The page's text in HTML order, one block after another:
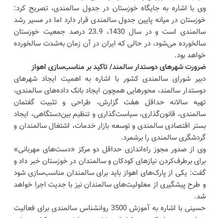
وی با اشاره به جایگاه خوزستان در جدول سالمندی، تصریح کرد:
خوزستان در میانه پایین جدول سالمندی قرار دارد اما در مسیر رشد
سالمندی است و در سال 1430، 23.9 درصد جمعیت خوزستان
سالخورده می‌شود، در حالی که ایران در آن زمان به‌شدت سالخورده
خواهد بود.
ضرورت شهرهای دوستدار سالمند/ تاکید بر مناسب‌سازی اهواز
دبیر شورای سالمندی کشور با اشاره به اهمیت ایجاد شهرهای
دوستدار سالمند، محورهایی همچون ایجاد بانک داده‌های سالمندی،
تهیه سالانه حداقل هفت گزارش، طراحی و تثبیت گفتمان
سالمندی، قانون‌گذاری، سیاست‌گذاری و تنظیم بین‌دستگاهی، ایجاد
بستر اقتصادی سالمندی و توسعه بازار خدمات، اشتغال سالمندان و
گردشگری سالمندی را برشمرد.
وی از صدور مجوز راه‌اندازی حداقل دو مرکز «دست‌های مهربانی»
برای برطرف‌کردن نیازهای کودکان و سالمندان در خوزستان خبر داد و
گفت: یکی از پارک‌های اهواز باید برای سالمندان مناسب‌سازی شود
و طرح پیشگیری از معلولیت‌های سالمندان نیز با جدیت اجرا خواهد
شد.
حسینی با اشاره به آموزش 3500 روانشناس سالمندی برای فعالیت